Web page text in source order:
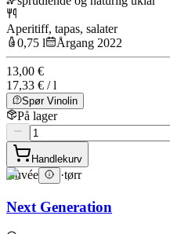
Aperitiff, tapas, salater
0,75 l
Årgang 2022
13,00 €
17,33 € / l
Spør Vinolin
På lager
Handlekurv
Cuvée ·tørr
Next Generation